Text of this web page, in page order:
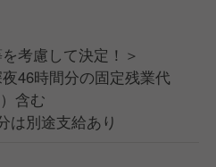
考慮して決定！＞
46時間分の固定残業代
含む
は別途支給あり